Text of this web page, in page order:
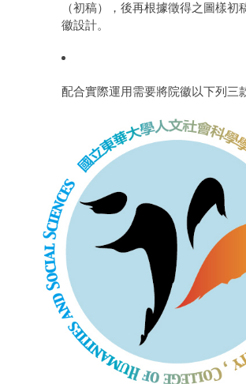
（初稿），後再根據徵得之圖樣初
徽設計。
配合實際運用需要將院徽以下列三